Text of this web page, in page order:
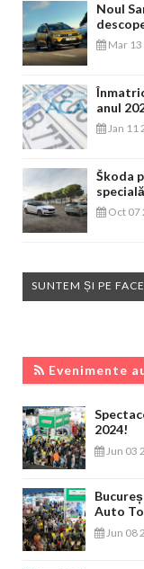
Noul
Mar
anul
Jan 11
Škoda
Oct 07
SUNTEM ȘI PE
Evenimente
2024!
Jun 03
Auto
Jun 08